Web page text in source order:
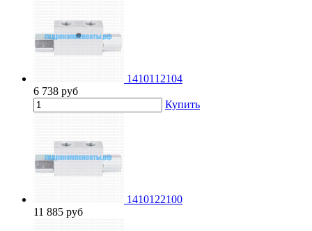
1410112104
6 738 руб
Купить
1410122100
11 885 руб